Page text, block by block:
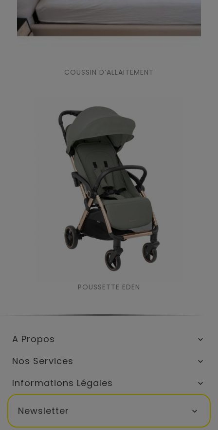
COUSSIN D’ALLAITEMENT
POUSSETTE EDEN
A Propos 
Nos Services 
Informations Légales 
Newsletter 